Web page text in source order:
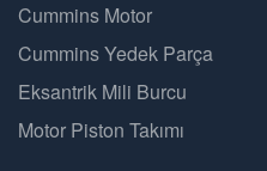
Cummins Motor
Cummins Yedek Parça
Eksantrik Mili Burcu
Motor Piston Takımı